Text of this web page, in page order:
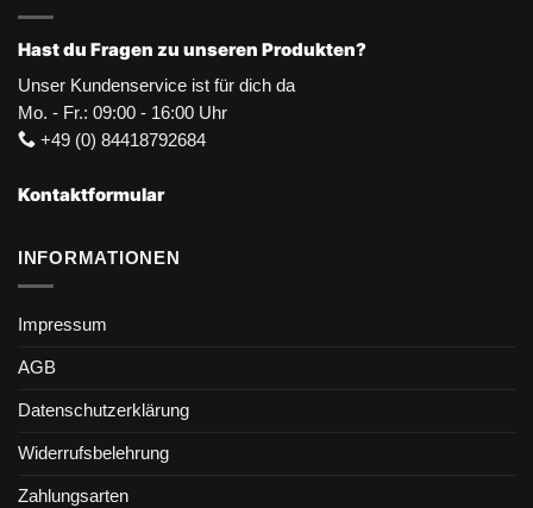
Hast du Fragen zu unseren Produkten?
Unser Kundenservice ist für dich da
Mo. - Fr.: 09:00 - 16:00 Uhr
+49 (0) 84418792684
Kontaktformular
INFORMATIONEN
Impressum
AGB
Datenschutzerklärung
Widerrufsbelehrung
Zahlungsarten